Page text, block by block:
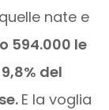
nate e
594.000 le
del
E la voglia